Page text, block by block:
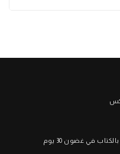
في غضون 30 يوم